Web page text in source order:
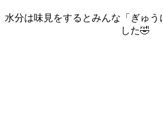
水分は味見をするとみんな「ぎゅう
した🤣